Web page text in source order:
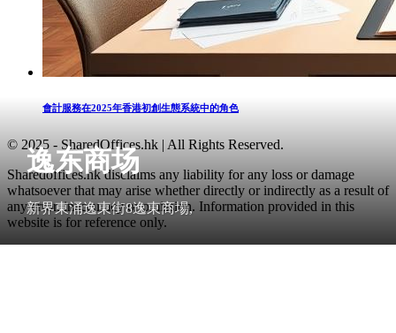
逸东商场
新界東涌逸東街8逸東商場,
會計服務在2025年香港初創生態系統中的角色
© 2025 - SharedOffices.hk | All Rights Reserved.
Sharedoffices.hk disclaims any liability for any loss or damage
whatsoever that may arise whether directly or indirectly as a result of
any error, inaccuracy or omission. Information provided in this
website is for reference only.